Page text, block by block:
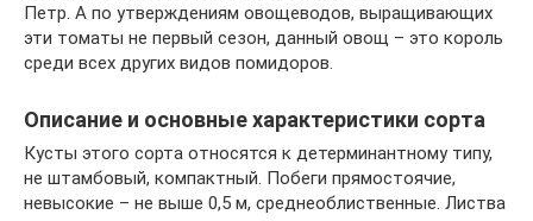
Петр. А по утверждениям овощеводов, выращивающих
эти томаты не первый сезон, данный овощ – это король
среди всех других видов помидоров.
Описание и основные характеристики сорта
Кусты этого сорта относятся к детерминантному типу,
не штамбовый, компактный. Побеги прямостоячие,
невысокие – не выше 0,5 м, среднеоблиственные. Листва